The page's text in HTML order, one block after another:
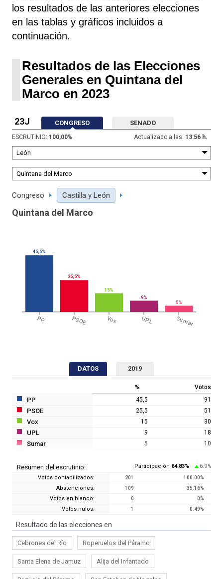
los resultados de las anteriores elecciones
en las tablas y gráficos incluidos a
continuación.
Resultados de las Elecciones
Generales en Quintana del
Marco en 2023
23J CONGRESO SENADO
ESCRUTINIO: 100,00% Actualizado a las: 13:56 h.
Congreso Castilla y León
Quintana del Marco
PP PSOE Vox UPL Sumar
45,5%
25,5%
15%
9%
5%
DATOS 2019
% Votos
PP 45,5 91
PSOE 25,5 51
Vox 15 30
UPL 9 18
Sumar 5 10
Resumen del escrutinio: Participación 64.83% 6.9 %
Votos contabilizados: 201 100.00%
Abstenciones: 109 35.16%
Votos en blanco: 0 0%
Votos nulos: 1 0.49%
Resultado de las elecciones en
Cebrones del Río Roperuelos del Páramo
Santa Elena de Jamuz Alija del Infantado